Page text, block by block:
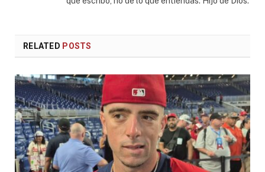
RELATED POSTS